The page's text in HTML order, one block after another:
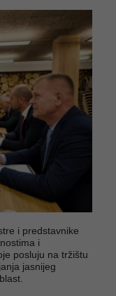
i predstavnike
i
posluju na tržištu
jasnijeg